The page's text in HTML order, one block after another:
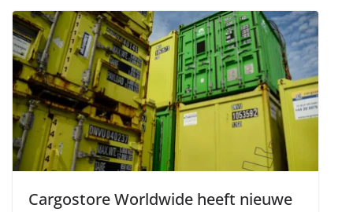
Cargostore Worldwide heeft nieuwe